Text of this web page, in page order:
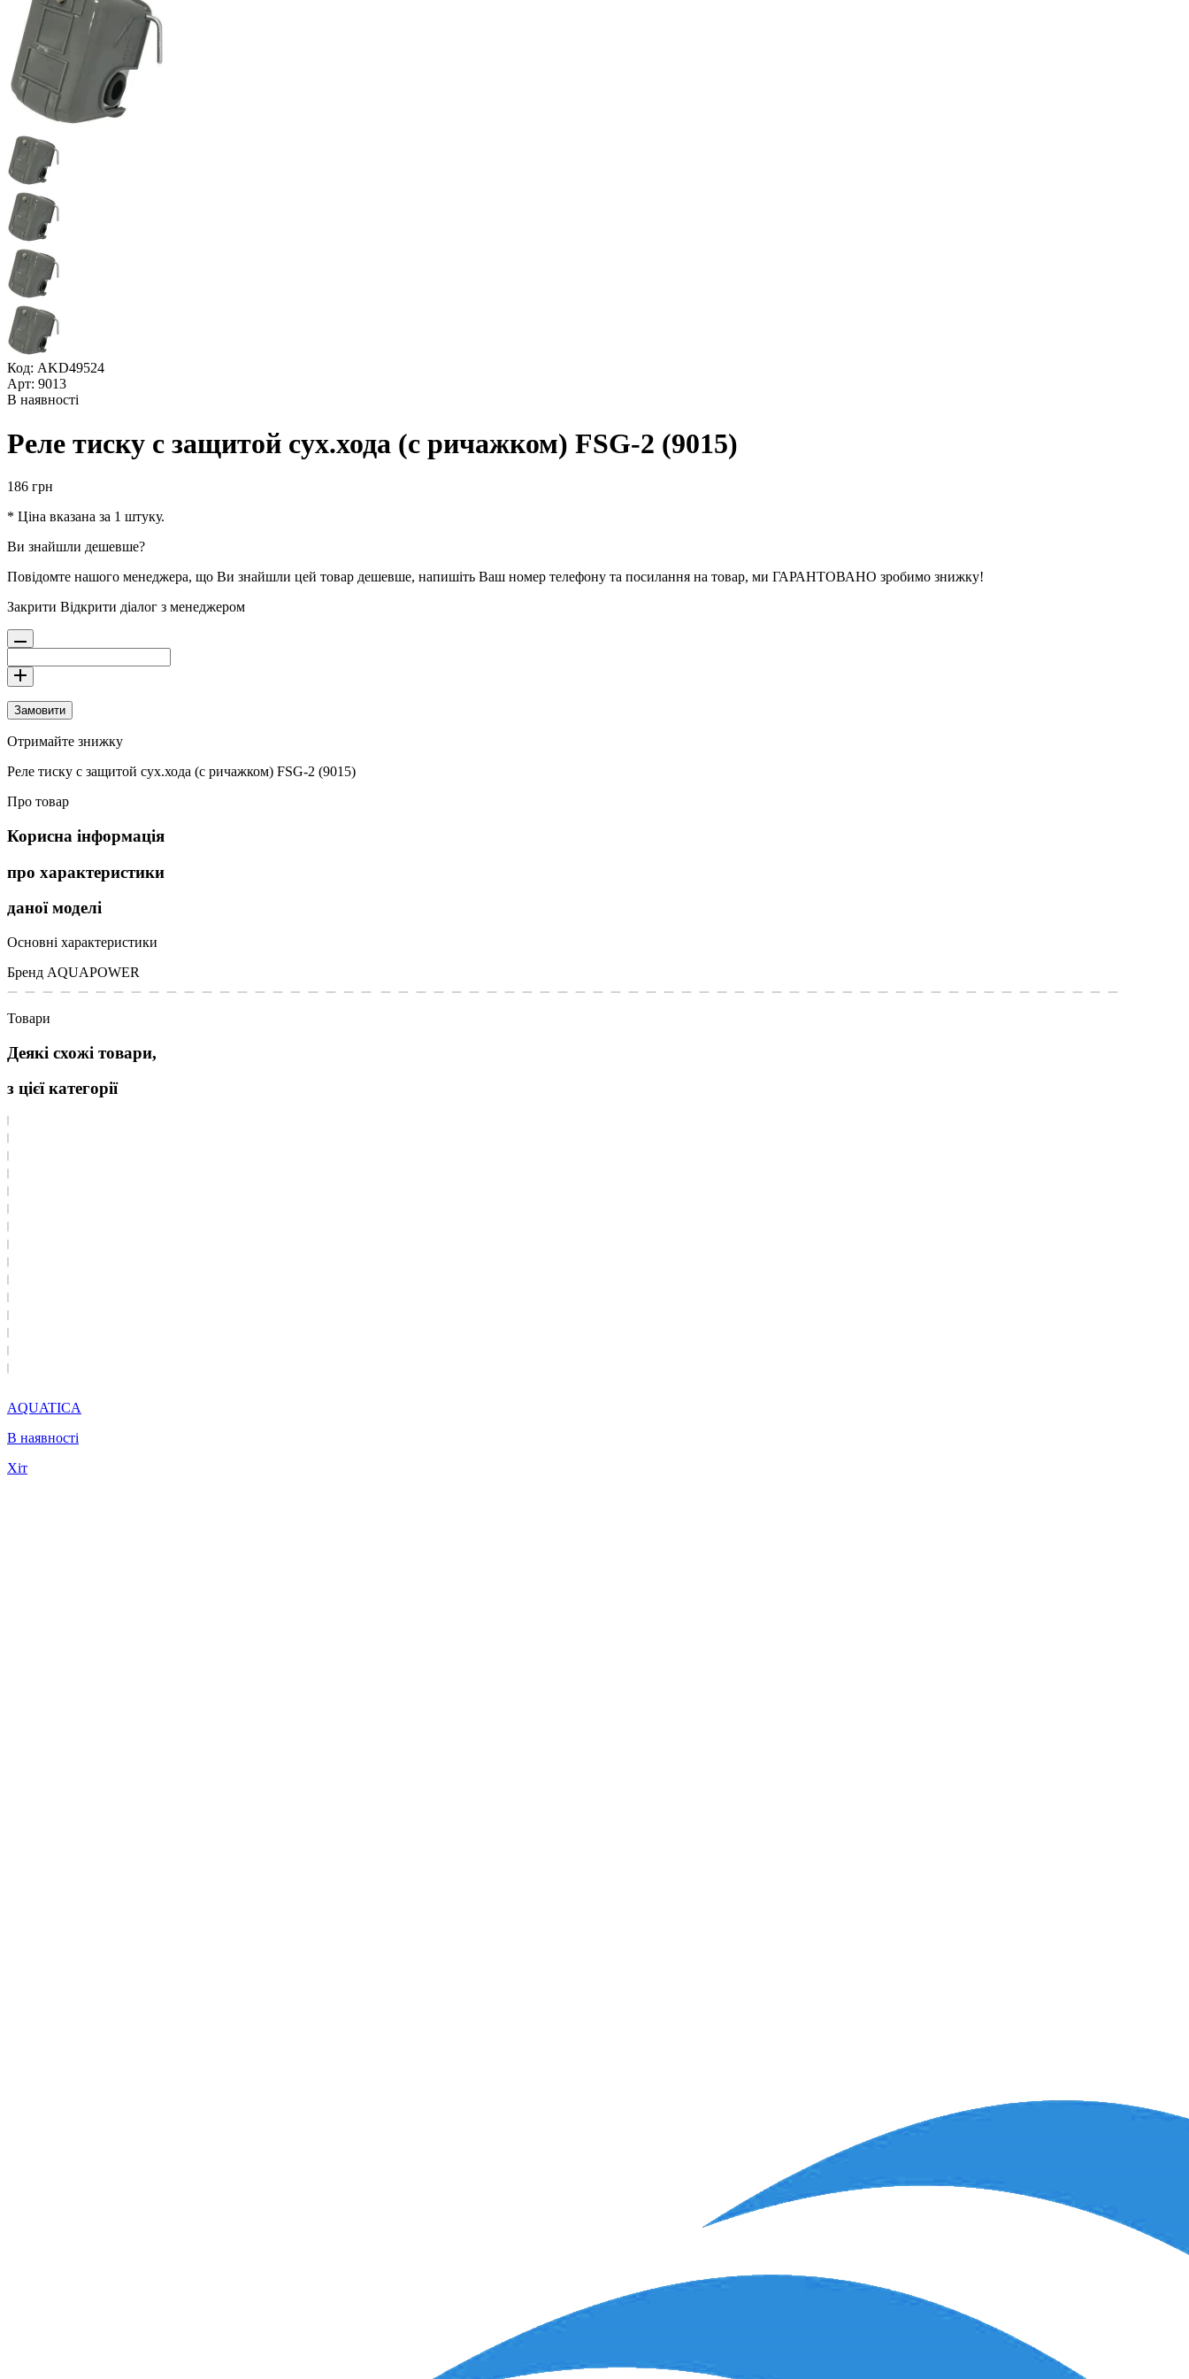
Код: AKD49524
Арт: 9013
В наявності
Реле тиску с защитой сух.хода (с ричажком) FSG-2 (9015)
186 грн
* Ціна вказана за 1 штуку.
Ви знайшли дешевше?
Повідомте нашого менеджера, що Ви знайшли цей товар дешевше, напишіть Ваш номер телефону та посилання на товар, ми ГАРАНТОВАНО зробимо знижку!
Закрити Відкрити діалог з менеджером
Замовити
Отримайте знижку
Реле тиску с защитой сух.хода (с ричажком) FSG-2 (9015)
Про товар
Корисна інформація
про характеристики
даної моделі
Основні характеристики
Бренд AQUAPOWER
Товари
Деякі схожі товари,
з цієї категорії
AQUATICA
В наявності
Хіт